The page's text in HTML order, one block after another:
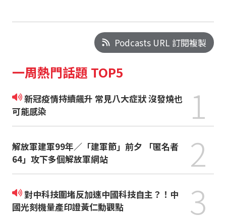
Podcasts URL 訂閱複製
一周熱門話題 TOP5
新冠疫情持續飆升 常見八大症狀 沒發燒也
可能感染
1
解放軍建軍99年／「建軍節」前夕 「匿名者
64」攻下多個解放軍網站
2
對中科技圍堵反加速中國科技自主？！中
國光刻機量產印證黃仁勳觀點
3